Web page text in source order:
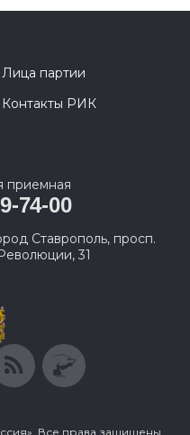
Лица партии
Контакты РИК
приемная
74-00
Ставрополь, просп.
31
Все права защищены.